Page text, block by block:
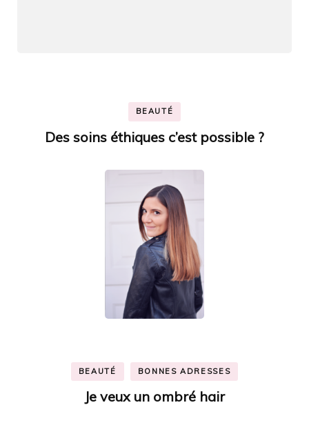
BEAUTÉ
Des soins éthiques c’est possible ?
BEAUTÉ BONNES ADRESSES
Je veux un ombré hair